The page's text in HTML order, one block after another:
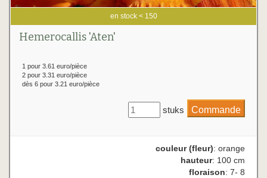
en stock < 150
Hemerocallis 'Aten'
1 pour 3.61 euro/pièce
2 pour 3.31 euro/pièce
dès 6 pour 3.21 euro/pièce
stuks
couleur (fleur): orange
hauteur: 100 cm
floraison: 7- 8